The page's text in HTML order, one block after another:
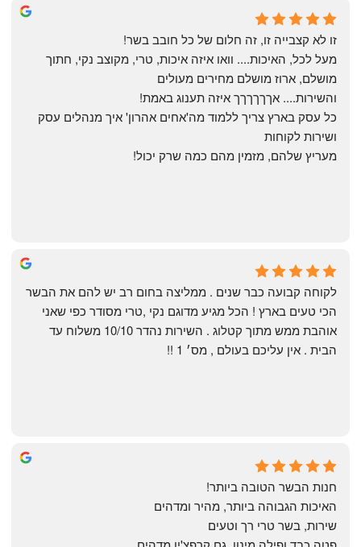
Yonatan Menashe
6 months ago
Shahaf Bendarker
6 months ago
זו לא קצבייה זו, זה חלום של כל חובב בשר!
מושלם, ארוז מושלם מחירים מעולים
והשירות.... אךךךךךך איזה תענוג באמת!
ושירות לקוחות
מעריץ שלהם, מזמין מהם כמה שרק יכול!
Annael Annael
9 months ago
הבית . אין עליכם בעולם , מס׳ 1 !!
חנות הבשר הטובה ביותר!
האיכות הגבוהה ביותר, מהיר ומדהים
שירות, בשר טרי רך וטעים